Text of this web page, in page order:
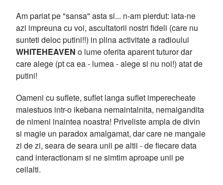
Am pariat pe "sansa" asta si... n-am pierdut: iata-ne
azi impreuna cu voi, ascultatorii nostri fideli (care nu
sunteti deloc putini!!) in plina activitate a radioului
WHITEHEAVEN o lume oferita aparent tuturor dar
care alege (pt ca ea - lumea - alege si nu noi!) atat de
putini!
Oameni cu suflete, suflet langa suflet imperecheate
maiestuos intr-o ikebana nemaintalnita, nemaigandita
de nimeni inaintea noastra! Priveliste ampla de divin
si magie un paradox amalgamat, dar care ne mangaie
zi de zi, seara de seara unii pe altii - de fiecare data
cand interactionam si ne simtim aproape unii pe
ceilalti.